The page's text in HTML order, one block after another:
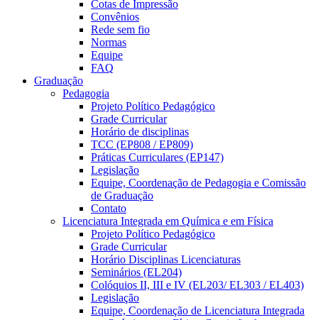
Cotas de Impressão
Convênios
Rede sem fio
Normas
Equipe
FAQ
Graduação
Pedagogia
Projeto Político Pedagógico
Grade Curricular
Horário de disciplinas
TCC (EP808 / EP809)
Práticas Curriculares (EP147)
Legislação
Equipe, Coordenação de Pedagogia e Comissão
de Graduação
Contato
Licenciatura Integrada em Química e em Física
Projeto Político Pedagógico
Grade Curricular
Horário Disciplinas Licenciaturas
Seminários (EL204)
Colóquios II, III e IV (EL203/ EL303 / EL403)
Legislação
Equipe, Coordenação de Licenciatura Integrada